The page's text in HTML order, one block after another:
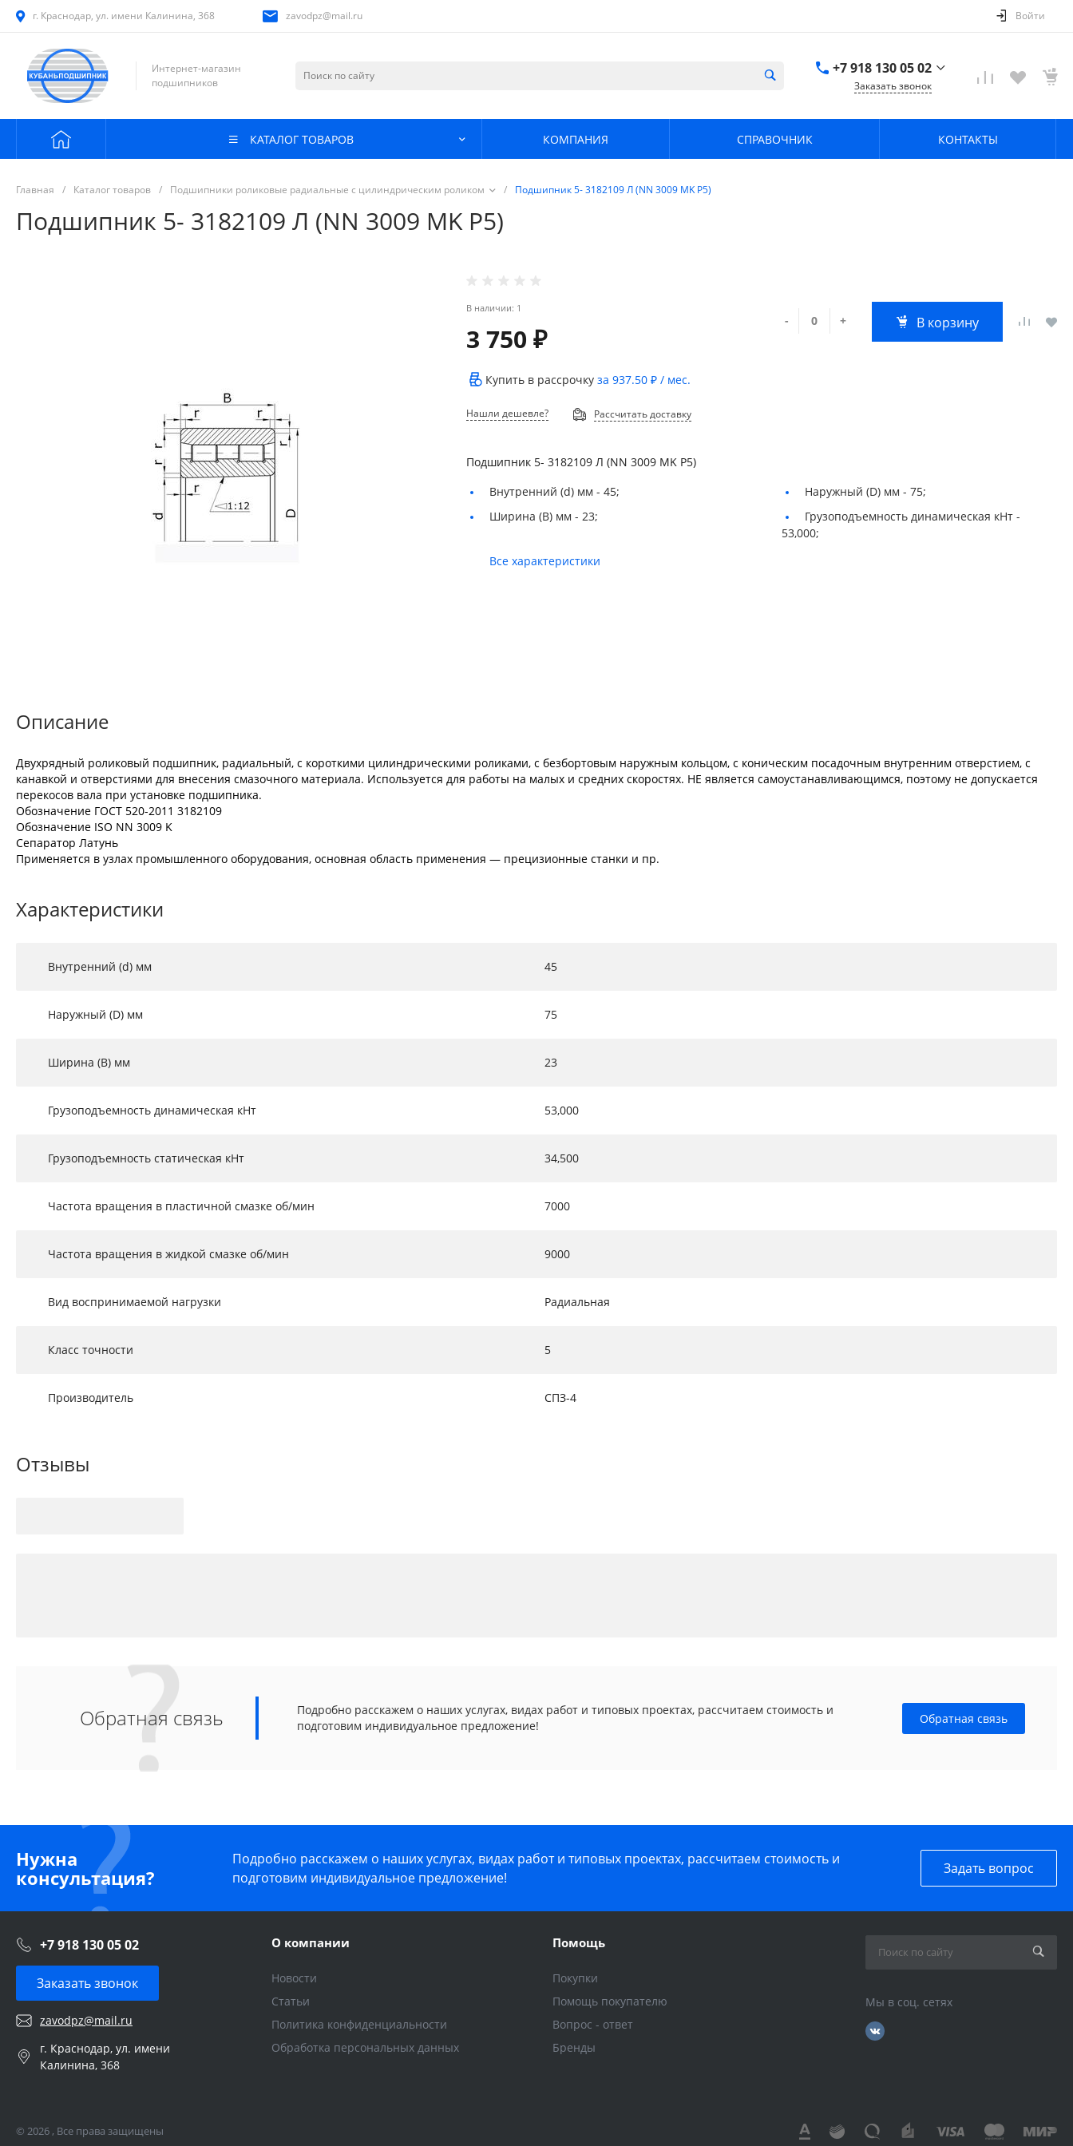
г. Краснодар, ул. имени Калинина, 368 zavodpz@mail.ru Войти
Интернет-магазин
подшипников
+7 918 130 05 02
Заказать звонок
КАТАЛОГ ТОВАРОВ КОМПАНИЯ СПРАВОЧНИК КОНТАКТЫ
Главная / Каталог товаров / Подшипники роликовые радиальные с цилиндрическим роликом / Подшипник 5- 3182109 Л (NN 3009 MK P5)
Подшипник 5- 3182109 Л (NN 3009 MK P5)
В наличии: 1
3 750 ₽
- + В корзину
Купить в рассрочкуза937.50 ₽ / мес.
Нашли дешевле? Рассчитать доставку
Подшипник 5- 3182109 Л (NN 3009 MK P5)
Внутренний (d) мм -45; Наружный (D) мм -75;
Ширина (B) мм - 23;
Грузоподъемность динамическая кНт -
53,000;
Все характеристики
Описание
Двухрядный роликовый подшипник, радиальный, с короткими цилиндрическими роликами, с безбортовым наружным кольцом, с коническим посадочным внутренним отверстием, с
канавкой и отверстиями для внесения смазочного материала. Используется для работы на малых и средних скоростях. НЕ является самоустанавливающимся, поэтому не допускается
перекосов вала при установке подшипника.
Обозначение ГОСТ 520-2011 3182109
Обозначение ISO NN 3009 K
Сепаратор Латунь
Применяется в узлах промышленного оборудования, основная область применения — прецизионные станки и пр.
Характеристики
Внутренний (d) мм 45
Наружный (D) мм 75
Ширина (B) мм 23
Грузоподъемность динамическая кНт 53,000
Грузоподъемность статическая кНт 34,500
Частота вращения в пластичной смазке об/мин 7000
Частота вращения в жидкой смазке об/мин 9000
Вид воспринимаемой нагрузки Радиальная
Класс точности 5
Производитель СПЗ-4
Отзывы
Обратная связь
Подробно расскажем о наших услугах, видах работ и типовых проектах, рассчитаем стоимость и
подготовим индивидуальное предложение!
Обратная связь
Нужна
консультация?
Подробно расскажем о наших услугах, видах работ и типовых проектах, рассчитаем стоимость и
подготовим индивидуальное предложение!
Задать вопрос
+7 918 130 05 02
Заказать звонок
zavodpz@mail.ru
г. Краснодар, ул. имени
Калинина, 368
О компании
Новости
Статьи
Политика конфиденциальности
Обработка персональных данных
Помощь
Покупки
Помощь покупателю
Вопрос - ответ
Бренды
Мы в соц. сетях
© 2026 , Все права защищены